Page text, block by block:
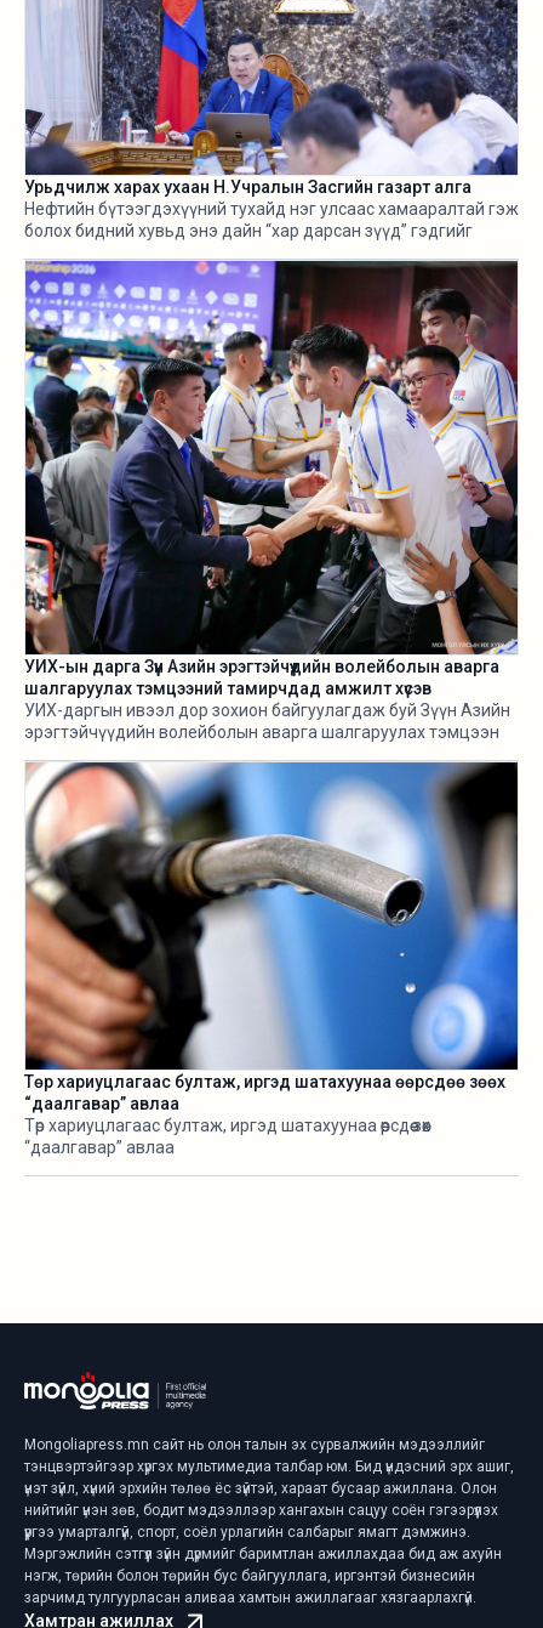
Урьдчилж харах ухаан Н.Учралын Засгийн газарт алга
Нефтийн бүтээгдэхүүний тухайд нэг улсаас хамааралтай гэж
болох бидний хувьд энэ дайн “хар дарсан зүүд” гэдгийг
бүхнийг бодитой тооцож, болзошгүй эрсдэл, хүндрэлийг
урьдчилж харж, хариу арга хэмжээ авах ухаан Н.Учралын
Засгийн газарт ч алга.
УИХ-ын дарга Зүүн Азийн эрэгтэйчүүдийн волейболын аварга
шалгаруулах тэмцээний тамирчдад амжилт хүсэв
УИХ-даргын ивээл дор зохион байгуулагдаж буй Зүүн Азийн
эрэгтэйчүүдийн волейболын аварга шалгаруулах тэмцээн
Төр хариуцлагаас бултаж, иргэд шатахуунаа өөрсдөө зөөх
“даалгавар” авлаа
Төр хариуцлагаас бултаж, иргэд шатахуунаа өөрсдөө зөөх
“даалгавар” авлаа
Mongoliapress.mn сайт нь олон талын эх сурвалжийн мэдээллийг
тэнцвэртэйгээр хүргэх мультимедиа талбар юм. Бид үндэсний эрх ашиг,
үнэт зүйл, хүний эрхийн төлөө ёс зүйтэй, хараат бусаар ажиллана. Олон
нийтийг үнэн зөв, бодит мэдээллээр хангахын сацуу соён гэгээрүүлэх
үүргээ умарталгүй, спорт, соёл урлагийн салбарыг ямагт дэмжинэ.
Мэргэжлийн сэтгүүл зүйн дүрмийг баримтлан ажиллахдаа бид аж ахуйн
нэгж, төрийн болон төрийн бус байгууллага, иргэнтэй бизнесийн
зарчимд тулгуурласан аливаа хамтын ажиллагааг хязгаарлахгүй.
Хамтран ажиллах